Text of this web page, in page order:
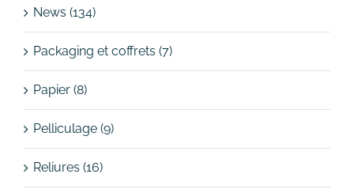
News (134)
Packaging et coffrets (7)
Papier (8)
Pelliculage (9)
Reliures (16)